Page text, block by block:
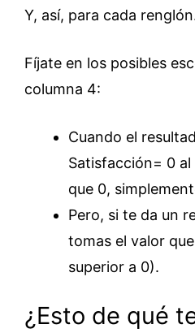
Y, así, para cada
Fíjate en los posibles
columna 4:
Cuando el
Satisfacción= 0 al
que 0,
Pero, si te da un
tomas el valor
superior a 0).
¿Esto de qué